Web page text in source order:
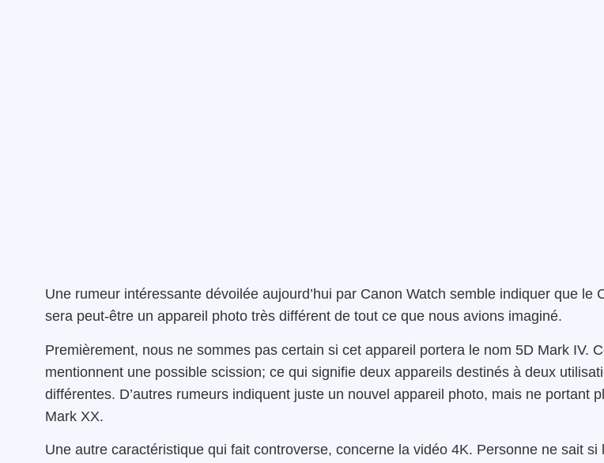
Une rumeur intéressante dévoilée aujourd’hui par Canon Watch semble indiquer que le
sera peut-être un appareil photo très différent de tout ce que nous avions imaginé.
Premièrement, nous ne sommes pas certain si cet appareil portera le nom 5D Mark IV.
mentionnent une possible scission; ce qui signifie deux appareils destinés à deux
différentes. D’autres rumeurs indiquent juste un nouvel appareil photo, mais ne portant
Mark XX.
Une autre caractéristique qui fait controverse, concerne la vidéo 4K. Personne ne sait si